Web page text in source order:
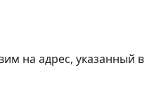
на адрес, указанный в